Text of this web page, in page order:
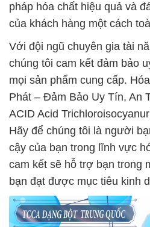
pháp hóa chất hiệu quả và
của khách hàng một cách
Với đội ngũ chuyên gia tài
chúng tôi cam kết đảm bảo
mọi sản phẩm cung cấp.
Phát – Đảm Bảo Uy Tín, An
ACID Acid
Hãy để chúng tôi là người
cậy của bạn trong lĩnh vực
cam kết sẽ hỗ trợ bạn trong
bạn đạt được mục tiêu kinh